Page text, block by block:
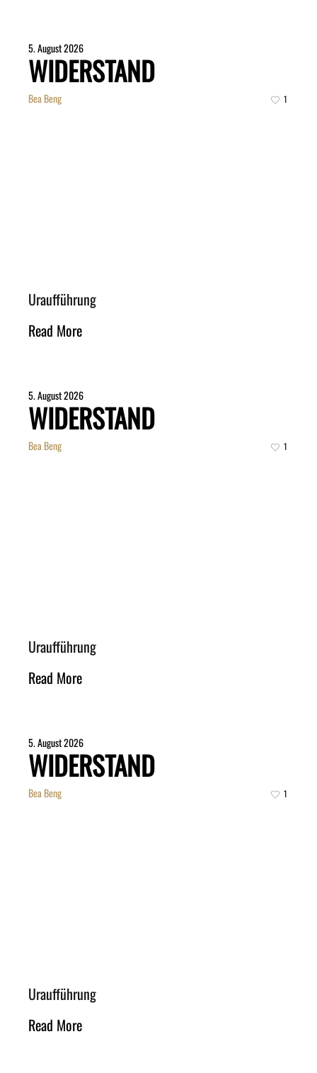
5. August 2026
WIDERSTAND
Bea Beng 1
Uraufführung
Read More
5. August 2026
WIDERSTAND
Bea Beng 1
Uraufführung
Read More
5. August 2026
WIDERSTAND
Bea Beng 1
Uraufführung
Read More